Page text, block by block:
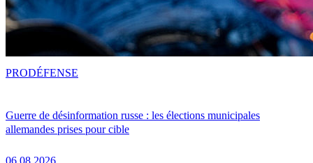
Guerre de désinformation russe : les élections municipales
allemandes prises pour cible
PRODÉFENSE